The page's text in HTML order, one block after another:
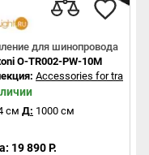
для шинопровода
O-TR002-PW-10M
Accessories for tracks
см Д: 1000 см
19 890 Р.